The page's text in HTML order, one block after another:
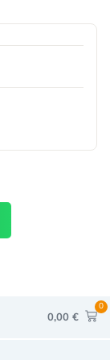
0,00 €
0